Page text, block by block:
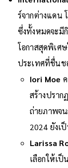
ร์จากต่างแดน
ซึ่งทั้งหมดจะมี
โอกาสสุดพิเศ
ประเทศที่ชื่นช
Iori Moe
สร้างปราก
ถ่ายภาพจ
2024 ยังเ
Larissa
เลือกให้เป็